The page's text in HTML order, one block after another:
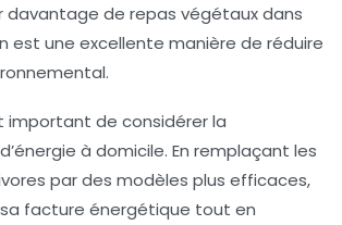
davantage de repas végétaux dans
est une excellente manière de réduire
important de considérer la
à domicile. En remplaçant les
par des modèles plus efficaces,
facture énergétique tout en